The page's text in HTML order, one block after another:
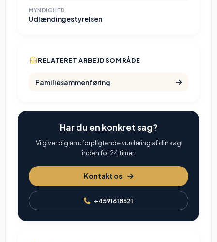
MYNDIGHED
Udlændingestyrelsen
RELATERET ARBEJDSOMRÅDE
Familiesammenføring
Har du en konkret sag?
Vi giver dig en uforpligtende vurdering af din sag
inden for 24 timer.
Kontakt os
+4591618521